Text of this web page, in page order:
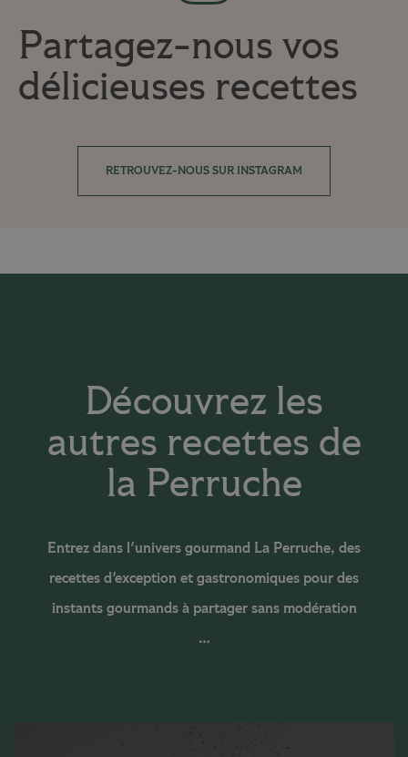
Partagez-nous vos
délicieuses recettes
RETROUVEZ-NOUS SUR INSTAGRAM
Découvrez les
autres recettes de
la Perruche
Entrez dans l'univers gourmand La Perruche, des
recettes d'exception et gastronomiques pour des
instants gourmands à partager sans modération
…